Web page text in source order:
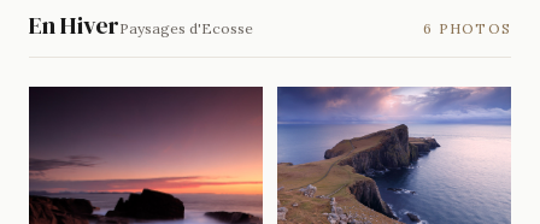
En HiverPaysages d'Ecosse 6 PHOTOS